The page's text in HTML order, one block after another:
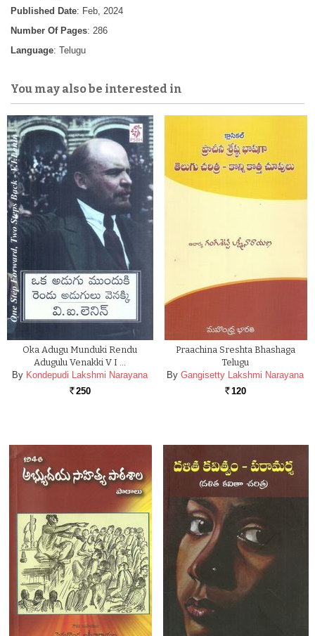
Published Date: Feb, 2024
Number Of Pages: 286
Language: Telugu
You may also be interested in
Oka Adugu Munduki Rendu
Adugulu Venakki V I …
By Kondepudi Lakshmi Narayana
Rs. 250
Praachina Sreshta Bhashaga
Telugu
By Gangisetty Lakshmi Narayana
Rs. 120